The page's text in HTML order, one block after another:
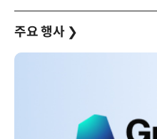
주요 행사 ❯